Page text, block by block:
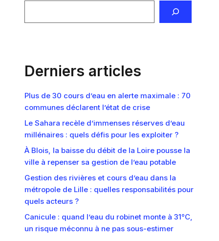
Derniers articles
Plus de 30 cours d’eau en alerte maximale : 70
communes déclarent l’état de crise
Le Sahara recèle d’immenses réserves d’eau
millénaires : quels défis pour les exploiter ?
À Blois, la baisse du débit de la Loire pousse la
ville à repenser sa gestion de l’eau potable
Gestion des rivières et cours d’eau dans la
métropole de Lille : quelles responsabilités pour
quels acteurs ?
Canicule : quand l’eau du robinet monte à 31°C,
un risque méconnu à ne pas sous-estimer